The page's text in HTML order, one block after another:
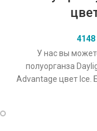
4148
У нас вы
полуорганза
Advantage цвет Ice.